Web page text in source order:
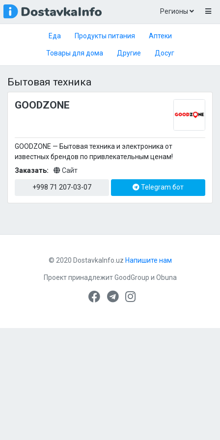
Регионы
Еда Продукты питания Аптеки
Товары для дома Другие Досуг
Бытовая техника
GOODZONE
GOODZONE — Бытовая техника и электроника от
известных брендов по привлекательным ценам!
Заказать:
Сайт
+998 71 207-03-07 Telegram бот
© 2020 DostavkaInfo.uz Напишите нам
Проект принадлежитGoodGroup и Obuna